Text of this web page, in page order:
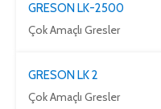
GRESON LK-2500
Çok Amaçlı Gresler
GRESON LK 2
Çok Amaçlı Gresler